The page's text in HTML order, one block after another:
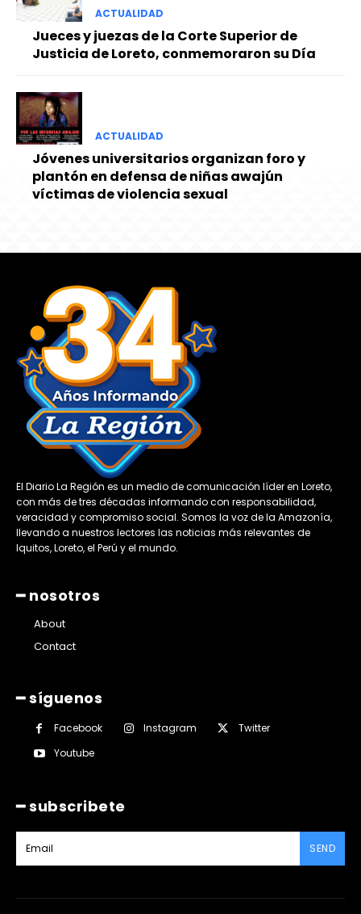
ACTUALIDAD
Jueces y juezas de la Corte Superior de
Justicia de Loreto, conmemoraron su Día
ACTUALIDAD
Jóvenes universitarios organizan foro y
plantón en defensa de niñas awajún
víctimas de violencia sexual
El Diario La Región es un medio de comunicación líder en Loreto,
con más de tres décadas informando con responsabilidad,
veracidad y compromiso social. Somos la voz de la Amazonía,
llevando a nuestros lectores las noticias más relevantes de
Iquitos, Loreto, el Perú y el mundo.
━ nosotros
About
Contact
━ síguenos
Facebook Instagram
Twitter
Youtube
━ subscribete
SEND